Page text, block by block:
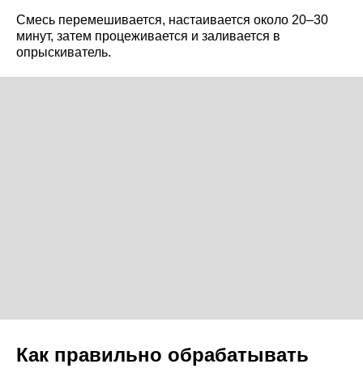
Смесь перемешивается, настаивается около 20–30
минут, затем процеживается и заливается в
опрыскиватель.
Как правильно обрабатывать